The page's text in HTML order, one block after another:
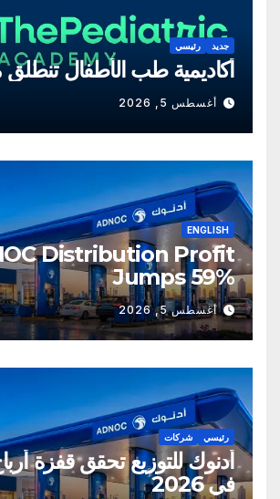
جديد رئيسي
أكاديمية طب الأطفال
أغسطس 5, 2026
ENGLISH
Distribution Profit
Jumps 59%
أغسطس 5, 2026
رئيسي شركات
أدنوك للتوزيع تحقق قفزة
في 2026